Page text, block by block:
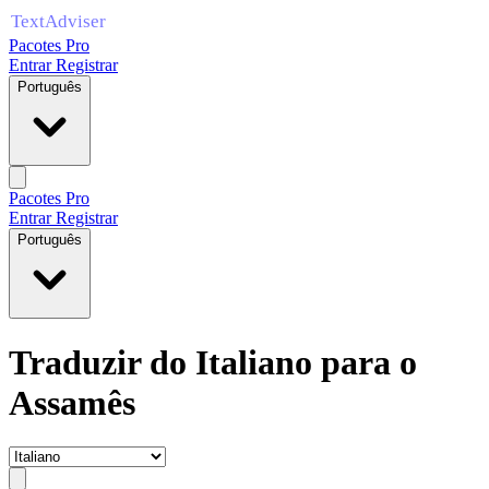
Pacotes Pro
EntrarRegistrar
Português
Pacotes Pro
EntrarRegistrar
Português
Traduzir do Italiano para o
Assamês